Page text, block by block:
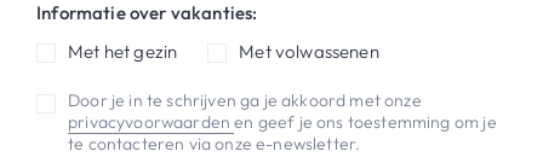
Informatie over vakanties:
Met het gezin
Met volwassenen
Door je in te schrijven ga je akkoord met onze
privacyvoorwaardenen geef je ons toestemming om je
te contacteren via onze e-newsletter.